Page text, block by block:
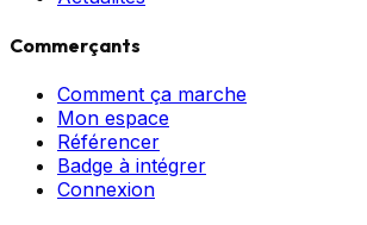
Commerçants
Comment ça marche
Mon espace
Référencer
Badge à intégrer
Connexion